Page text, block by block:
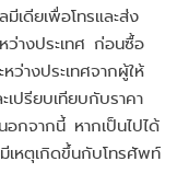
เดียเพื่อโทรและส่ง
ว่างประเทศ ก่อนซื้อ
ว่างประเทศจากผู้ให้
ปรียบเทียบกับราคา
อกจากนี้ หากเป็นไปได้
เหตุเกิดขึ้นกับโทรศัพท์